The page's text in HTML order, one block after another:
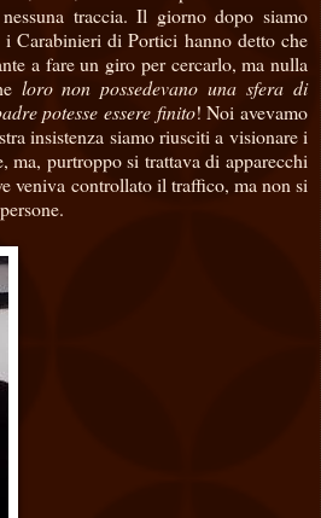
traccia. Il giorno dopo siamo
Carabinieri di Portici hanno detto che
a fare un giro per cercarlo, ma nulla
loro non possedevano una sfera di
potesse essere finito! Noi avevamo
insistenza siamo riusciti a visionare i
ma, purtroppo si trattava di apparecchi
veniva controllato il traffico, ma non si